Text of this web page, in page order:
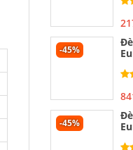
-45%
-45%